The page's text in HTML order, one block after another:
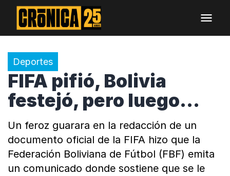
Deportes
FIFA pifió, Bolivia
festejó, pero luego...
Un feroz guarara en la redacción de un
documento oficial de la FIFA hizo que la
Federación Boliviana de Fútbol (FBF) emita
un comunicado donde sostiene que se le